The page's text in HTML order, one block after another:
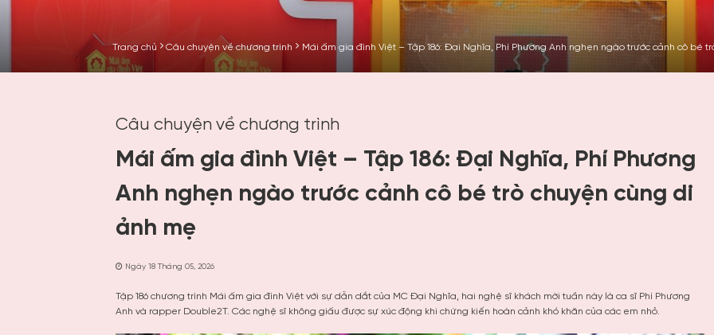
Trang chủ Câu chuyện về chương trình Mái ấm gia đình Việt – Tập 186: Đại Nghĩa, Phí Phương Anh nghẹn ngào trước cảnh cô bé
Câu chuyện về chương trình
Mái ấm gia đình Việt – Tập 186: Đại Nghĩa, Phí Phương
Anh nghẹn ngào trước cảnh cô bé trò chuyện cùng di
ảnh mẹ
Ngày 18 Tháng 05, 2026
Tập 186 chương trình Mái ấm gia đình Việt với sự dẫn dắt của MC Đại Nghĩa, hai nghệ sĩ khách mời tuần này là ca sĩ Phí Phương
Anh và rapper Double2T. Các nghệ sĩ không giấu được sự xúc động khi chứng kiến hoàn cảnh khó khăn của các em nhỏ.